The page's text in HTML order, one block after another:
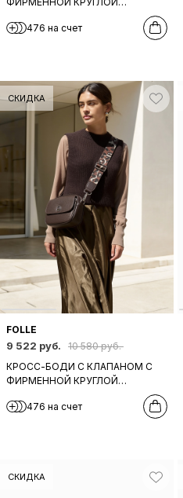
ТКАНЕВЫМ РЕМНЕМ ОТ FOLLE В
476 на счет
СКИДКА
FOLLE
9 522 руб.
10 580 руб.
КРОСС-БОДИ C КЛАПАНОМ С
ФИРМЕННОЙ КРУГЛОЙ
ТКАНЕВЫМ РЕМНЕМ ОТ FOLLE В
476 на счет
СКИДКА